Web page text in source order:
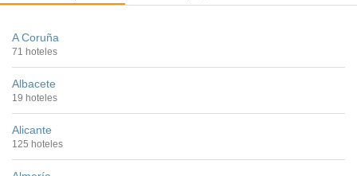
A Coruña
71 hoteles
Albacete
19 hoteles
Alicante
125 hoteles